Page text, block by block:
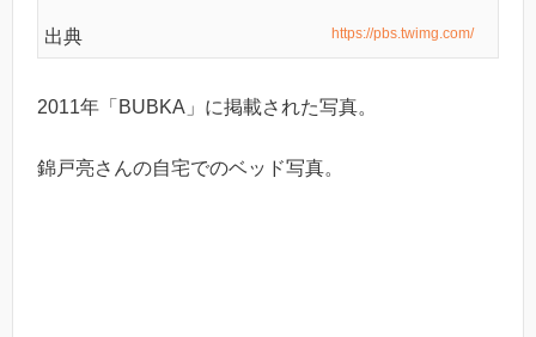
出典 https://pbs.twimg.com/
2011年「BUBKA」に掲載された写真。
錦戸亮さんの自宅でのベッド写真。